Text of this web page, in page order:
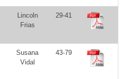
Lincoln
Frias
29-41
Susana
Vidal
43-79